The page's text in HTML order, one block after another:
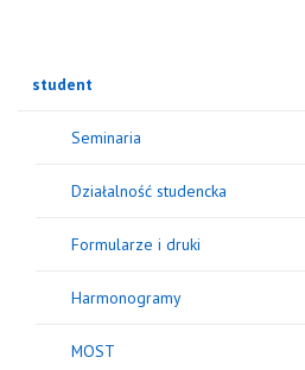
student
Seminaria
Działalność studencka
Formularze i druki
Harmonogramy
MOST